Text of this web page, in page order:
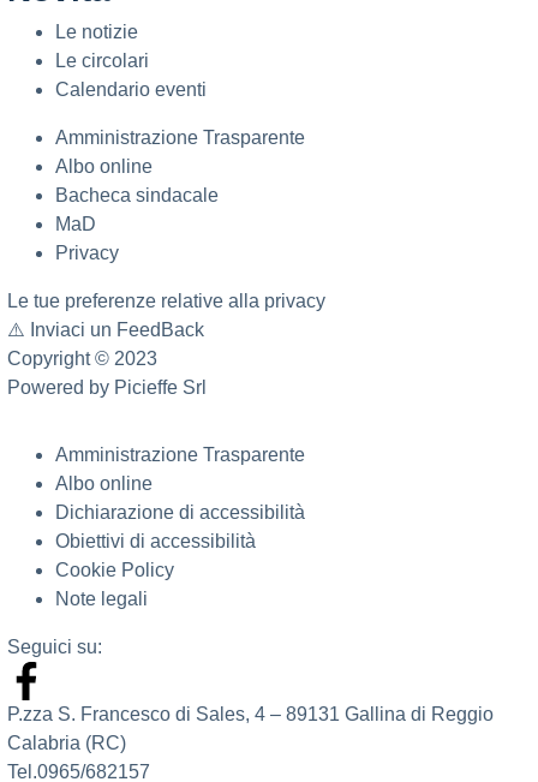
Le notizie
Le circolari
Calendario eventi
Amministrazione Trasparente
Albo online
Bacheca sindacale
MaD
Privacy
Le tue preferenze relative alla privacy
⚠️ Inviaci un FeedBack
Copyright © 2023
Powered by Picieffe Srl
Amministrazione Trasparente
Albo online
Dichiarazione di accessibilità
Obiettivi di accessibilità
Cookie Policy
Note legali
Seguici su:
P.zza S. Francesco di Sales, 4 – 89131 Gallina di Reggio
Calabria (RC)
Tel.0965/682157